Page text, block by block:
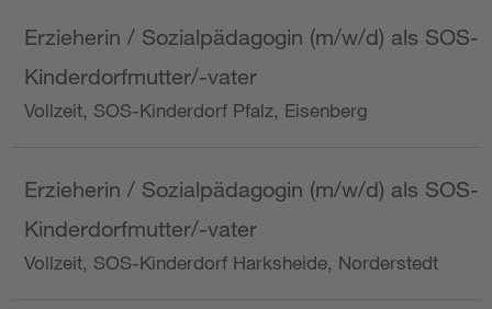
Erzieherin / Sozialpädagogin (m/w/d) als SOS-
Kinderdorfmutter/-vater
Vollzeit, SOS-Kinderdorf Pfalz, Eisenberg
Erzieherin / Sozialpädagogin (m/w/d) als SOS-
Kinderdorfmutter/-vater
Vollzeit, SOS-Kinderdorf Harksheide, Norderstedt